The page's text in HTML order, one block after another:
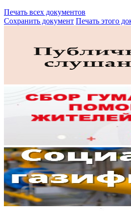
Печать всех документов
Сохранить документ Печать этого